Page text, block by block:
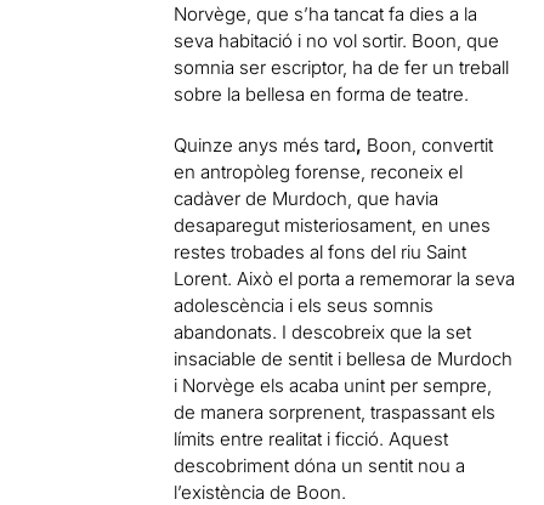
Norvège, que s’ha tancat fa dies a la
seva habitació i no vol sortir. Boon, que
somnia ser escriptor, ha de fer un treball
sobre la bellesa en forma de teatre.
Quinze anys més tard, Boon, convertit
en antropòleg forense, reconeix el
cadàver de Murdoch, que havia
desaparegut misteriosament, en unes
restes trobades al fons del riu Saint
Lorent. Això el porta a rememorar la seva
adolescència i els seus somnis
abandonats. I descobreix que la set
insaciable de sentit i bellesa de Murdoch
i Norvège els acaba unint per sempre,
de manera sorprenent, traspassant els
límits entre realitat i ficció. Aquest
descobriment dóna un sentit nou a
l’existència de Boon.